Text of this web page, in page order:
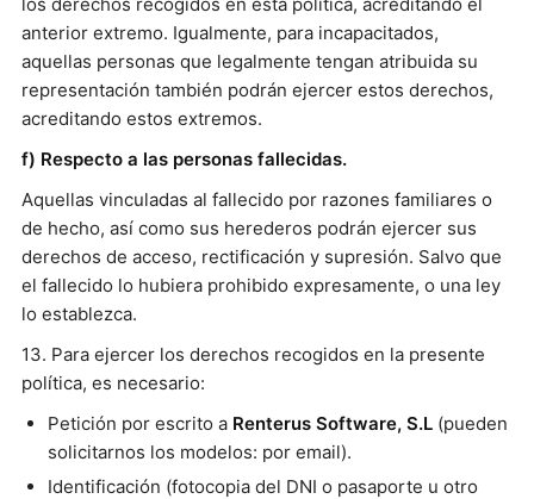
anterior extremo. Igualmente, para incapacitados,
aquellas personas que legalmente tengan atribuida su
representación también podrán ejercer estos derechos,
acreditando estos extremos.
f) Respecto a las personas fallecidas.
Aquellas vinculadas al fallecido por razones familiares o
de hecho, así como sus herederos podrán ejercer sus
derechos de acceso, rectificación y supresión. Salvo que
el fallecido lo hubiera prohibido expresamente, o una ley
lo establezca.
13. Para ejercer los derechos recogidos en la presente
política, es necesario:
Petición por escrito a Renterus Software, S.L (pueden
solicitarnos los modelos: por email).
Identificación (fotocopia del DNI o pasaporte u otro